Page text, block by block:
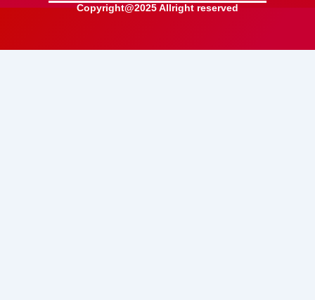
Copyright@2025 Allright reserved